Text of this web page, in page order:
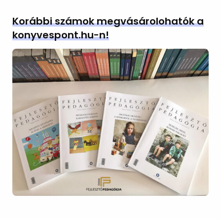
Korábbi számok megvásárolohatók a
konyvespont.hu-n!